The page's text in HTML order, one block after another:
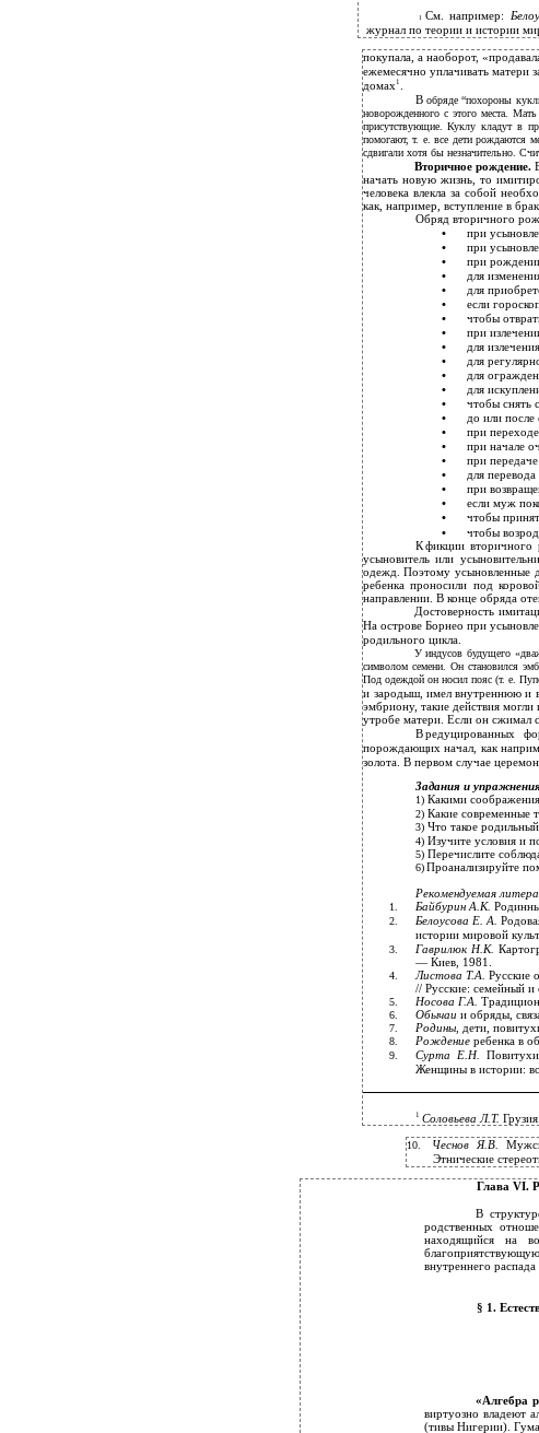
1 См. например:
журнал по теории и истории
покупала, а наоборот,
ежемесячно уплачивать матери
домах 1
В обряде “похороны
новорожденного с этого места.
присутствующие. Куклу кладут в
помогают, т. е. все дети рождаются
сдвигали хотя бы незначительно.
Вторичное рождение.
начать новую жизнь, то
человека влекла за собой
как, например, вступление в брак.
Обряд вторичного
•
при
•
при
•
при
•
для
•
для
•
если
•
чтобы
•
при
•
для
•
для
•
для
•
для
•
чтобы снять
•
до или после
•
при
•
при начале
•
при
•
для
•
при
•
если муж
•
чтобы
•
чтобы
К фикции
усыновитель или
одежд. Поэтому усыновленные
ребенка проносили под
направлении. В конце обряда
Достоверность
На острове Борнео при
родильного цикла.
У индусов будущего
символом семени. Он становился
Под одеждой он носил пояс (т. е.
и зародыш, имел внутреннюю и
эмбриону, такие действия
утробе матери. Если он сжимал
В редуцированных
порождающих начал, как
золота. В первом случае
Задания и
1) Какими
2) Какие современные
3) Что такое
4) Изучите условия и
5) Перечислите
6) Проанализируйте
Рекомендуемая
1. Байбурин А.К.
2. Белоусова Е. А.
истории мировой
3. Гаврилюк Н.К.
— Киев, 1981.
4. Листова Т.А. Русские
// Русские: семейный
5. Носова Г.А.
6. Обычаи и обряды,
7. Родины, дети,
8. Рождение ребенка в
9. Сурта Е.Н.
Женщины в истории:
1 Соловьева Л.Т.
10. Чеснов Я.В.
Этнические
Глава VI.
В
родственных
находящийся на
внутреннего
§ 1.
«Алгебра
виртуозно владеют
(тивы Нигерии).